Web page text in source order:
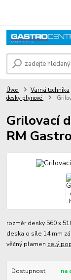
Úvod Varná technika
desky plynové
Grilovací
RM Gastro
rozměr desky 560 x
deska o síle 14 mm
věčný plamen celý
Dostupnost na